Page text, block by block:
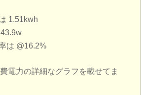
1.51kwh
は @16.2%
電力の詳細なグラフを載せてま